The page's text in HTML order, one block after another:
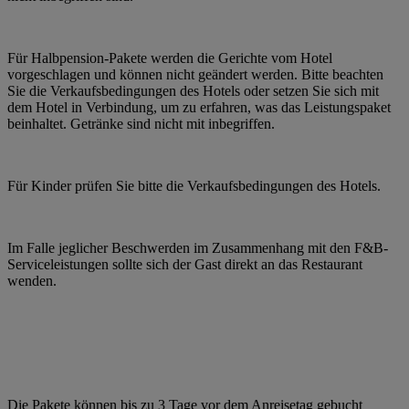
Für Halbpension-Pakete werden die Gerichte vom Hotel
vorgeschlagen und können nicht geändert werden. Bitte beachten
Sie die Verkaufsbedingungen des Hotels oder setzen Sie sich mit
dem Hotel in Verbindung, um zu erfahren, was das Leistungspaket
beinhaltet. Getränke sind nicht mit inbegriffen.
Für Kinder prüfen Sie bitte die Verkaufsbedingungen des Hotels.
Im Falle jeglicher Beschwerden im Zusammenhang mit den F&B-
Serviceleistungen sollte sich der Gast direkt an das Restaurant
wenden.
Die Pakete können bis zu 3 Tage vor dem Anreisetag gebucht